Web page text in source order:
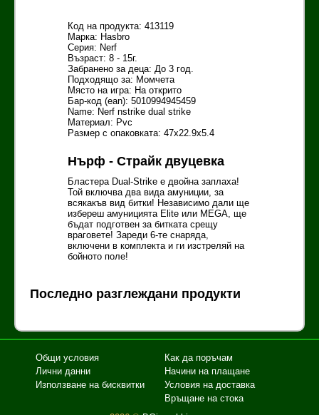
Код на продукта: 413119
Марка: Hasbro
Серия: Nerf
Възраст: 8 - 15г.
Забранено за деца: До 3 год.
Подходящо за: Момчета
Място на игра: На открито
Бар-код (ean): 5010994945459
Name: Nerf nstrike dual strike
Материал: Pvc
Размер с опаковката: 47x22.9x5.4
Нърф - Страйк двуцевка
Бластера Dual-Strike е двойна заплаха!
Той включва два вида амуниции, за
всякакъв вид битки! Независимо дали ще
избереш амуницията Elite или MEGA, ще
бъдат подготвен за битката срещу
враговете! Зареди 6-те снаряда,
включени в комплекта и ги изстреляй на
бойното поле!
Последно разглеждани продукти
Общи условия
Лични данни
Използване на бисквитки
Как да поръчам
Начини на плащане
Условия на доставка
Връщане на стока